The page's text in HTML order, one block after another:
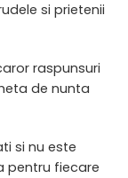
si prietenii
raspunsuri
de nunta
si nu este
pentru fiecare